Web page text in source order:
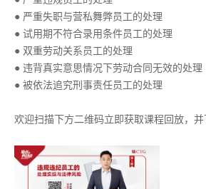
● 严重失职与营私舞弊员工的处理
● 试用期不符合录用条件员工的处理
● 双重劳动关系员工的处理
● 违背真实意思情况下劳动合同无效的处理
● 被依法追究刑事责任员工的处理
欢迎扫描下方二维码立即获取课程回放，并